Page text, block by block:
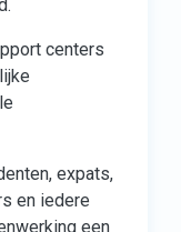
centers
expats,
en iedere
een